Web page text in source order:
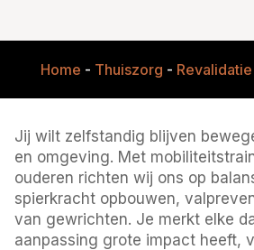
Home - Thuiszorg -
Jij wilt zelfstandig blijven
en omgeving. Met
ouderen richten wij ons op
spierkracht opbouwen,
van gewrichten. Je merkt elke
aanpassing grote impact heeft,